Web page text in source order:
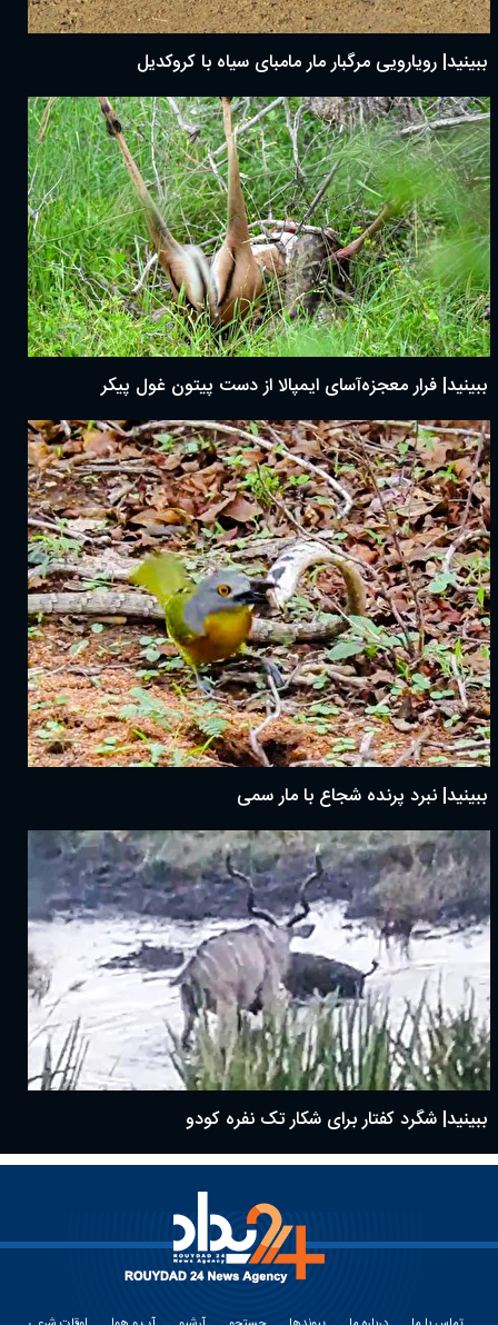
ببینید| رویارویی مرگبار مار مامبای سیاه با کروکدیل
ببینید| فرار معجزه‌آسای ایمپالا از دست پیتون غول پیکر
ببینید| نبرد پرنده شجاع با مار سمی
ببینید| شگرد کفتار برای شکار تک نفره کودو